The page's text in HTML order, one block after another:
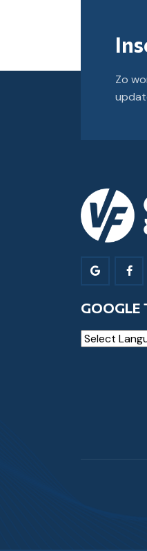
Zo
GOOGLE